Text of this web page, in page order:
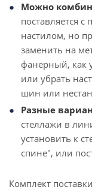
Можно
поставляется
настилом, но
заменить на
фанерный, как
или убрать
шин или
Разные
стеллажи в
установить к
спине", или
Комплект